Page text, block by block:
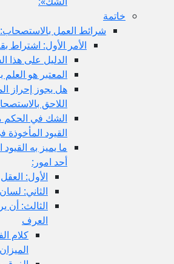
خاتمة
شرائط العمل
الأمر الأول: اشتراط
الدليل على هذا
المعتبر هو
هل يجوز إحراز
اللاحق
الشك في
القيود
ما يميز به
أحد امور:
الأول: العقل
الثاني:
الثالث: أن
العرف
كلام